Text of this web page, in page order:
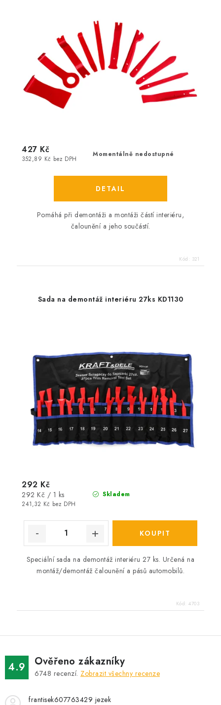
Momentálně nedostupné
352,89 Kč bez DPH
427 Kč
Pomáhá při demontáži a montáži částí interiéru,
čalounění a jeho součástí.
Kód: 321
Sada na demontáž interiéru 27ks KD1130
Skladem
241,32 Kč bez DPH
292 Kč
Měrná
cena:
292 Kč / 1 ks
Speciální sada na demontáž interiéru 27 ks. Určená na
montáž/demontáž čalounění a pásů automobilů.
Kód: 4703
4.9 Ověřeno zákazníky
6748 recenzí. Zobrazit všechny recenze
frantisek607763429 jezek